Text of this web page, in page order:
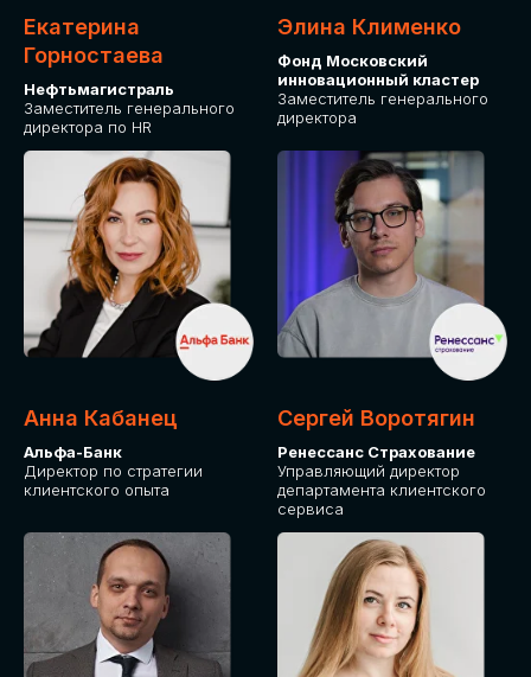
Екатерина
Горностаева
Нефтьмагистраль
Заместитель генерального
директора по HR
Элина Клименко
Фонд Московский
инновационный кластер
Заместитель генерального
директора
Анна Кабанец
Альфа-Банк
Директор по стратегии
клиентского опыта
Сергей Воротягин
Ренессанс Страхование
Управляющий директор
департамента клиентского
сервиса
Приглашаем стать партнером GLOBAL
TECH FORUM и презентовать ваши
решения целевой аудитории. Будем
рады сотрудничеству!
ПОДАТЬ ЗАЯВКУ
СТОИМОСТЬ
УЧАСТИЯ